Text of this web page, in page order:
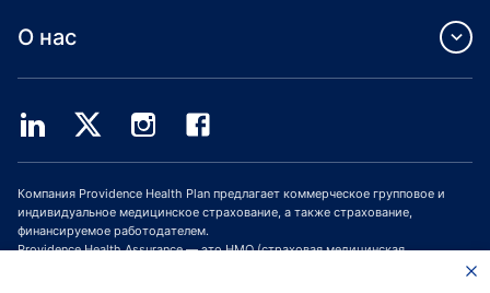
О нас
Компания Providence Health Plan предлагает коммерческое групповое и
индивидуальное медицинское страхование, а также страхование,
финансируемое работодателем.
Providence Health Assurance — это HMO (страховая медицинская